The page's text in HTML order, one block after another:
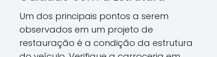
Um dos principais pontos a serem
observados em um projeto de
restauração é a condição da estrutura